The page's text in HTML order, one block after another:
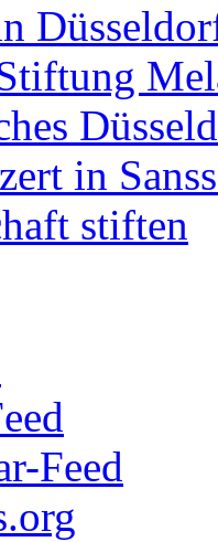
in
stiften
Feed